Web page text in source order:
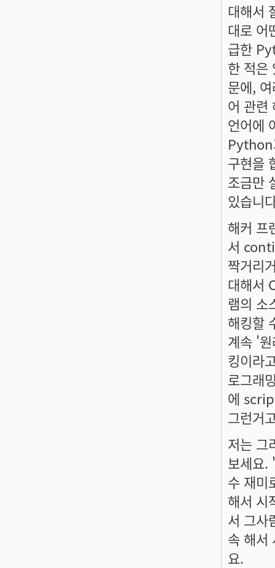
대해서
대로 어
급한
한 적
문에,
어 관련
언어에
Python
구현을
조금만
있습니
해커 프
서
짝거리
대해서
램의 소
해킹할
계속 '
킹이라
로그래
에
그런거
저는 그
보세요.
수 재미
해서 시
서 그사
속 해서
요.